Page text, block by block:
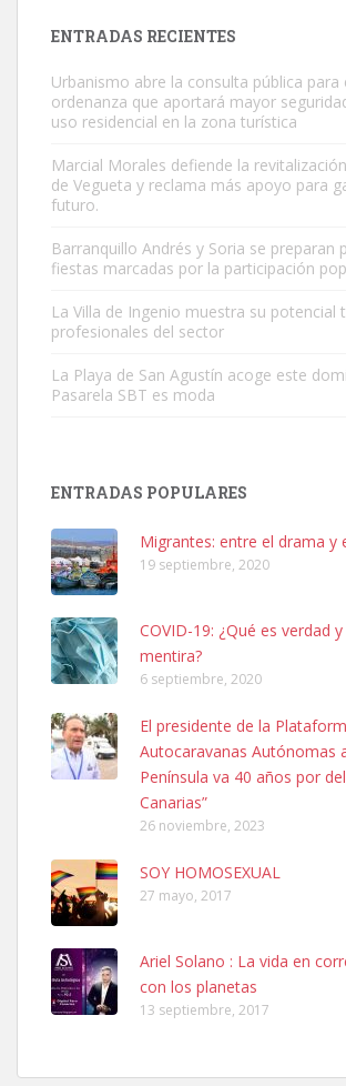
Gato manso encontrado
es muy manso y extremadamente cari...
Leales.org » Gran Canaria | 9.7.2025
Leales.org » Gran Canaria
SHIBA PERDIDO AVDA JOSE MESA Y LOPEZ
PERRO MACHO RAZA SHIBA CON MICROCHIP
06/07/2025 ZONA MESA Y LOPEZ. ES MUY
Leales.org » Gran Canaria
6.7.2025
Ninfa perdida
El día 5 se los perdió una ninfa papillera, asustada
calle, se perdió por la zon...
ENTRADAS RECIENTES
Urbanismo abre la consulta pública para
ordenanza que aportará mayor
uso residencial en la zona turística
Marcial Morales defiende la
de Vegueta y reclama más apoyo para
futuro.
Barranquillo Andrés y Soria se preparan
fiestas marcadas por la participación
La Villa de Ingenio muestra su potencial
profesionales del sector
La Playa de San Agustín acoge este
Pasarela SBT es moda
ENTRADAS POPULARES
Migrantes: entre el drama y
19 septiembre, 2020
COVID-19: ¿Qué es verdad
mentira?
6 septiembre, 2020
El presidente de la
Autocaravanas Autónomas
Península va 40 años por
Canarias”
26 noviembre, 2023
SOY HOMOSEXUAL
27 mayo, 2017
Ariel Solano : La vida en
con los planetas
13 septiembre, 2017